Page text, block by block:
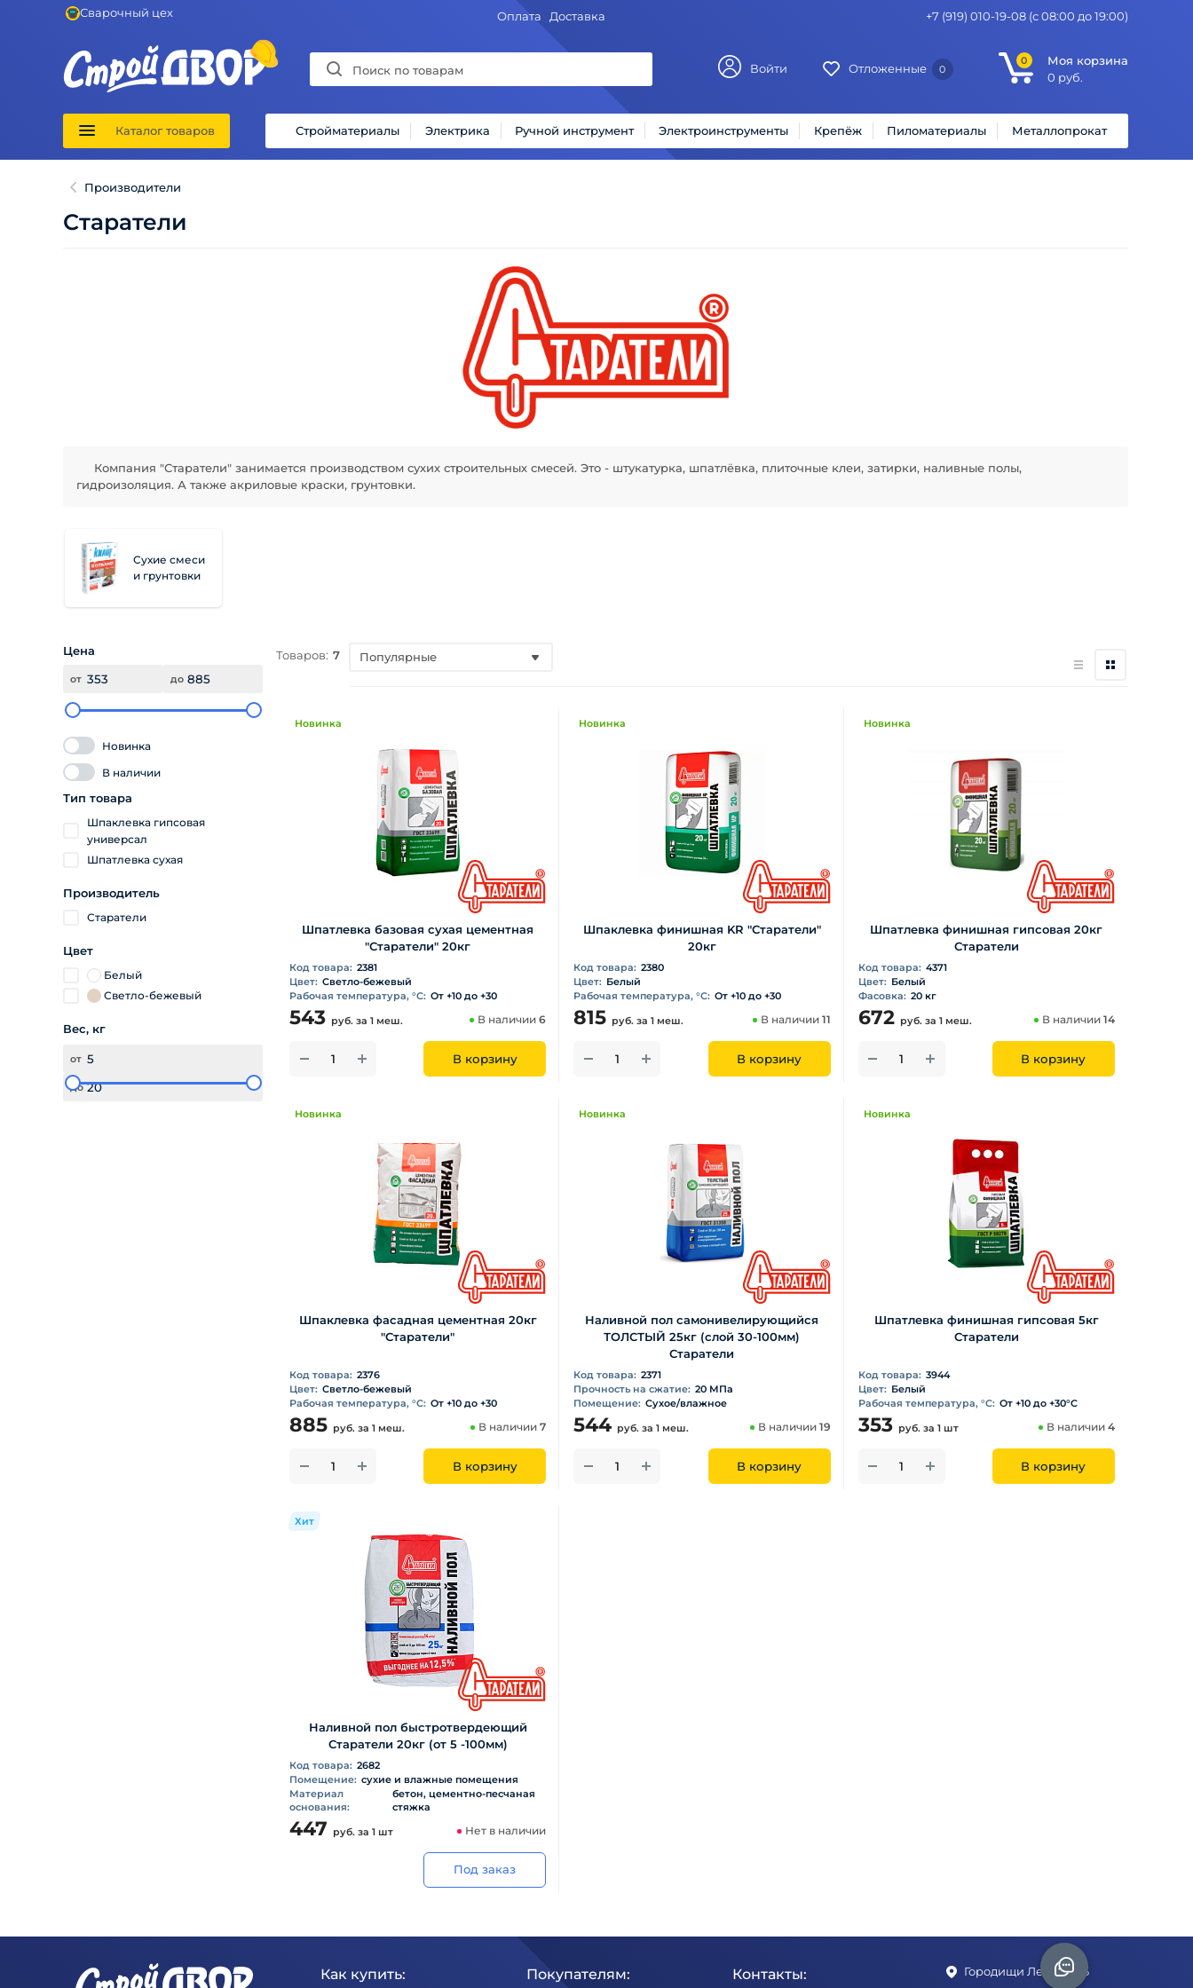
Сварочный цех Оплата Доставка +7 (919) 010-19-08 (с 08:00 до 19:00)
Войти Отложенные 0
0
Моя корзина
0 руб.
Каталог товаров Стройматериалы Электрика Ручной инструмент Электроинструменты Крепёж Пиломатериалы Металлопрокат
Производители
Старатели
Компания "Старатели" занимается производством сухих строительных смесей. Это - штукатурка, шпатлёвка, плиточные клеи, затирки, наливные полы,
гидроизоляция. А также акриловые краски, грунтовки.
Сухие смеси
и грунтовки
Цена
от до
Новинка
В наличии
Тип товара
Шпаклевка гипсовая
универсал
Шпатлевка сухая
Производитель
Старатели
Цвет
Белый
Светло-бежевый
Вес, кг
от
до
Товаров: 7 Популярные
Новинка
Шпатлевка базовая сухая цементная
"Старатели" 20кг
Код товара: 2381
Цвет: Светло-бежевый
Рабочая температура, °С: От +10 до +30
543 руб. за 1 меш. В наличии6
В корзину
Новинка
Шпаклевка финишная KR "Старатели"
20кг
Код товара: 2380
Цвет: Белый
Рабочая температура, °С: От +10 до +30
815 руб.за 1 меш. В наличии 11
В корзину
Новинка
Шпатлевка финишная гипсовая 20кг
Старатели
Код товара: 4371
Цвет: Белый
Фасовка: 20 кг
672 руб. за 1 меш. В наличии 14
В корзину
Новинка
Шпаклевка фасадная цементная 20кг
"Старатели"
Код товара: 2376
Цвет: Светло-бежевый
Рабочая температура, °С: От +10 до +30
885 руб. за 1 меш. В наличии7
В корзину
Новинка
Наливной пол самонивелирующийся
ТОЛСТЫЙ 25кг (слой 30-100мм)
Старатели
Код товара: 2371
Прочность на сжатие: 20 МПа
Помещение: Сухое/влажное
544 руб.за 1 меш. В наличии 19
В корзину
Новинка
Шпатлевка финишная гипсовая 5кг
Старатели
Код товара: 3944
Цвет: Белый
Рабочая температура, °С: От +10 до +30°С
353 руб. за 1 шт В наличии 4
В корзину
Хит
Наливной пол быстротвердеющий
Старатели 20кг (от 5 -100мм)
Код товара: 2682
Помещение: сухие и влажные помещения
Материал
основания:
бетон, цементно-песчаная
стяжка
447 руб. за 1 шт Нет в наличии
Под заказ
Как купить: Покупателям: Контакты:
Городищи Ленина 1Б